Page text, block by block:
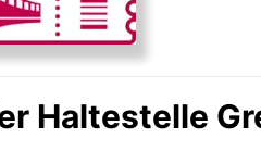
Haltestelle